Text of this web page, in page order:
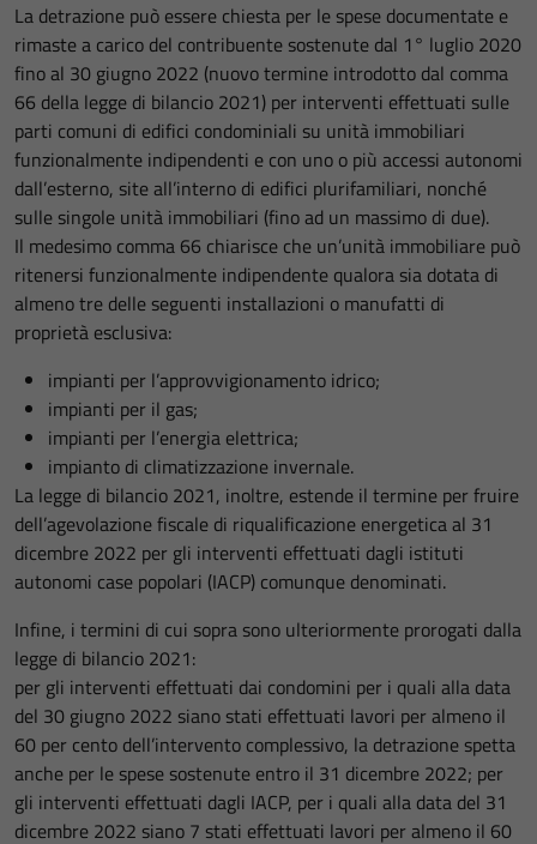
La detrazione può essere chiesta per le spese documentate e
rimaste a carico del contribuente sostenute dal 1° luglio 2020
fino al 30 giugno 2022 (nuovo termine introdotto dal comma
66 della legge di bilancio 2021) per interventi effettuati sulle
parti comuni di edifici condominiali su unità immobiliari
funzionalmente indipendenti e con uno o più accessi autonomi
dall’esterno, site all’interno di edifici plurifamiliari, nonché
sulle singole unità immobiliari (fino ad un massimo di due).
Il medesimo comma 66 chiarisce che un’unità immobiliare può
ritenersi funzionalmente indipendente qualora sia dotata di
almeno tre delle seguenti installazioni o manufatti di
proprietà esclusiva:
impianti per l’approvvigionamento idrico;
impianti per il gas;
impianti per l’energia elettrica;
impianto di climatizzazione invernale.
La legge di bilancio 2021, inoltre, estende il termine per fruire
dell’agevolazione fiscale di riqualificazione energetica al 31
dicembre 2022 per gli interventi effettuati dagli istituti
autonomi case popolari (IACP) comunque denominati.
Infine, i termini di cui sopra sono ulteriormente prorogati dalla
legge di bilancio 2021:
per gli interventi effettuati dai condomini per i quali alla data
del 30 giugno 2022 siano stati effettuati lavori per almeno il
60 per cento dell’intervento complessivo, la detrazione spetta
anche per le spese sostenute entro il 31 dicembre 2022; per
gli interventi effettuati dagli IACP, per i quali alla data del 31
dicembre 2022 siano 7 stati effettuati lavori per almeno il 60